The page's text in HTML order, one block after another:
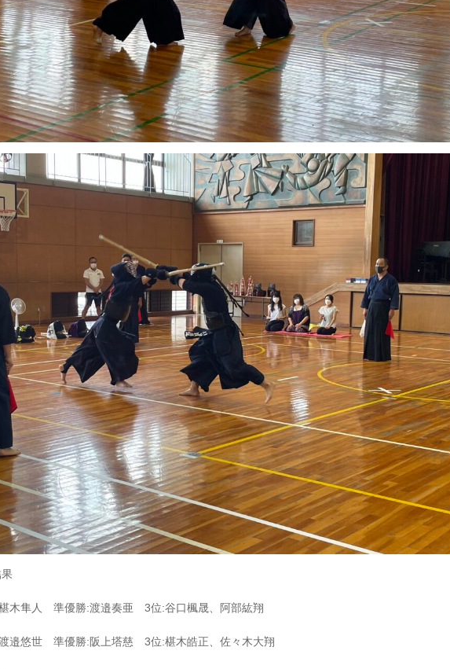
木隼人 準優勝:渡邉奏亜 3位:谷口楓晟、阿部紘翔
邉悠世 準優勝:阪上塔慈 3位:椹木皓正、佐々木大翔